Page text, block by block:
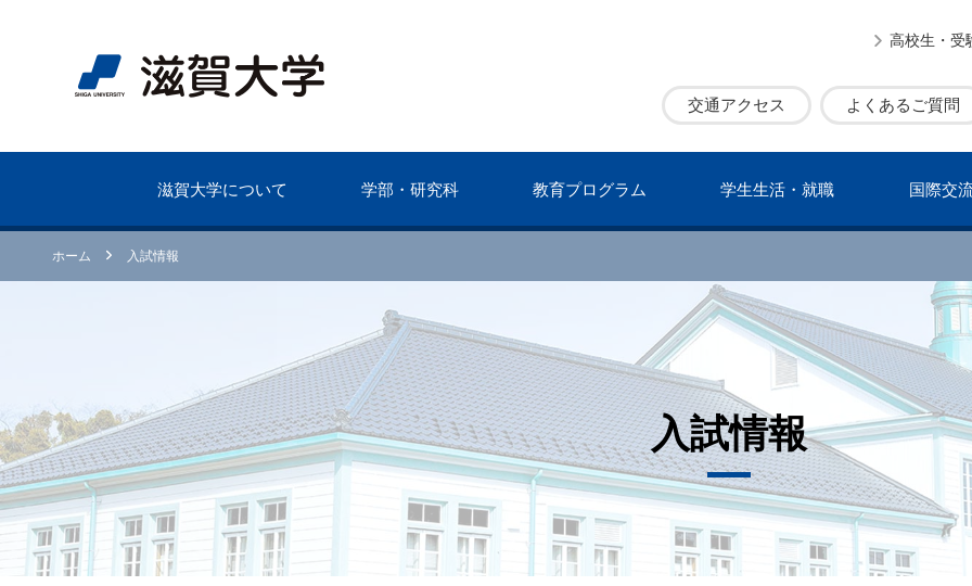
高校生・受
交通アクセス よくあるご質問
滋賀⼤学について 学部・研究科 教育プログラム 学⽣⽣活・就職 国際交
ホーム ⼊試情報
⼊試情報